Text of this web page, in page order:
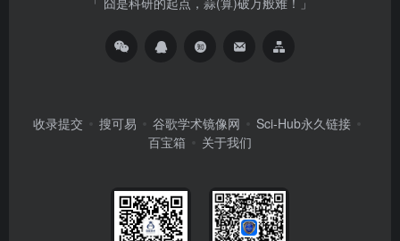
收录提交 搜可易 谷歌学术镜像网
Sci-Hub永久链接
百宝箱
关于我们